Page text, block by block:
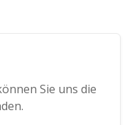
Sie uns die